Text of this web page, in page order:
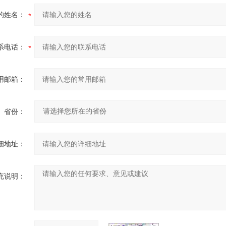
姓名：
电话：
邮箱：
省份：
地址：
说明：